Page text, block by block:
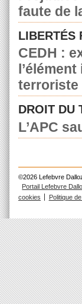
faute de
LIBERTÉS
CEDH :
terroriste
DROIT DU
L’APC
©2026 Lefebvre
Portail Lefebvre
cookies
Politique